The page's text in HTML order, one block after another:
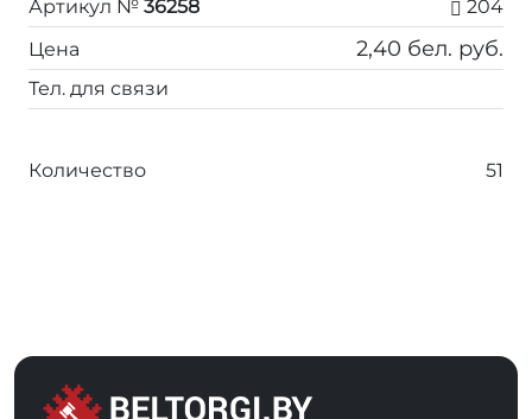
Артикул № 36258
204
Цена
2,40 бел. руб.
Тел. для связи
Количество 51